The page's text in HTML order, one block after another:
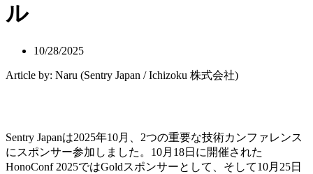
ル
10/28/2025
Article by: Naru (Sentry Japan / Ichizoku 株式会社)
Sentry Japanは2025年10月、2つの重要な技術カンファレンス
にスポンサー参加しました。10月18日に開催された
HonoConf 2025ではGoldスポンサーとして、そして10月25日